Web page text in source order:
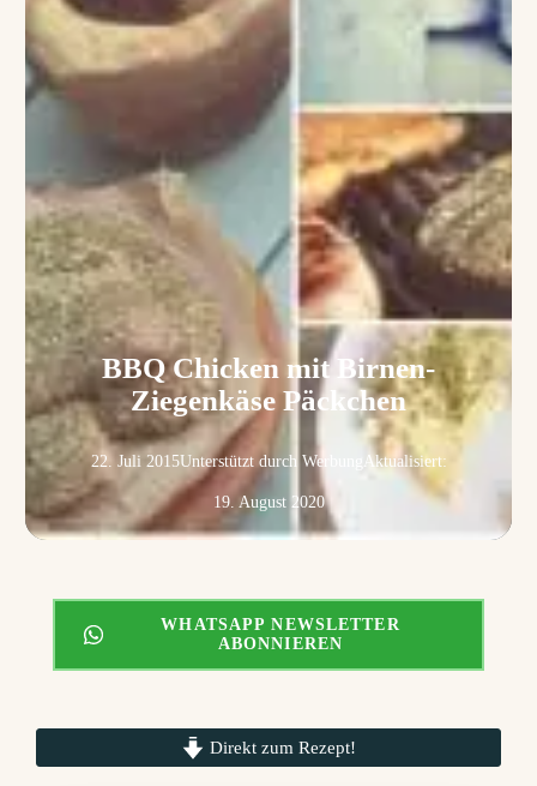
BBQ Chicken mit Birnen-
Ziegenkäse Päckchen
22. Juli 2015Unterstützt durch Werbung Aktualisiert:
19. August 2020
WHATSAPP NEWSLETTER
ABONNIEREN
Direkt zum Rezept!